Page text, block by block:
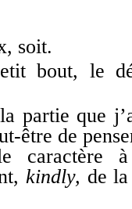
soit.
bout, le
partie que
être de
caractère
kindly, de